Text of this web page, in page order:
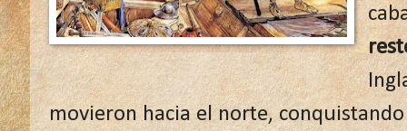
movieron hacia el norte,